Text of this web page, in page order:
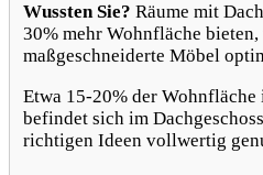
Wussten Sie? Räume mit
30% mehr Wohnfläche
maßgeschneiderte Möbel
Etwa 15-20% der Wohnfläche
befindet sich im
richtigen Ideen vollwertig